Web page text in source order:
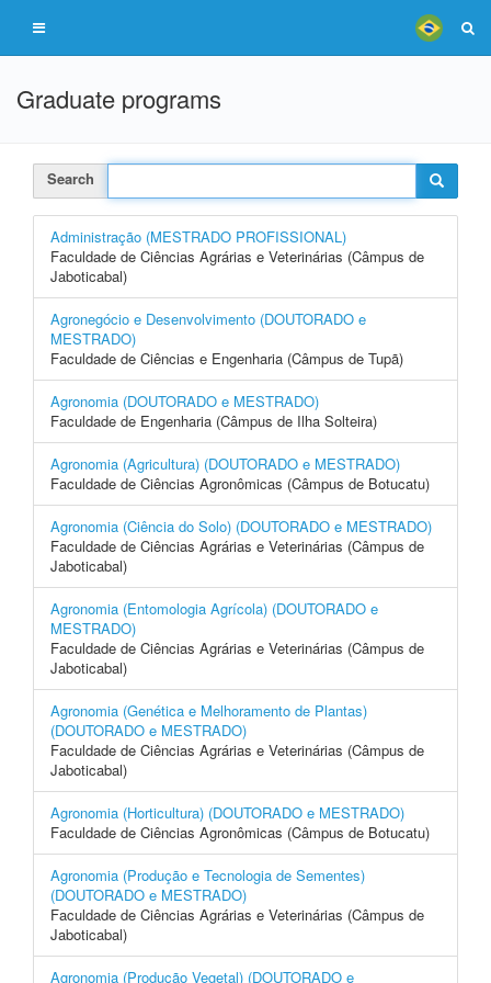
Graduate programs
Search
Administração (MESTRADO PROFISSIONAL)
Faculdade de Ciências Agrárias e Veterinárias (Câmpus de
Jaboticabal)
Agronegócio e Desenvolvimento (DOUTORADO e
MESTRADO)
Faculdade de Ciências e Engenharia (Câmpus de Tupã)
Agronomia (DOUTORADO e MESTRADO)
Faculdade de Engenharia (Câmpus de Ilha Solteira)
Agronomia (Agricultura) (DOUTORADO e MESTRADO)
Faculdade de Ciências Agronômicas (Câmpus de Botucatu)
Agronomia (Ciência do Solo) (DOUTORADO e MESTRADO)
Faculdade de Ciências Agrárias e Veterinárias (Câmpus de
Jaboticabal)
Agronomia (Entomologia Agrícola) (DOUTORADO e
MESTRADO)
Faculdade de Ciências Agrárias e Veterinárias (Câmpus de
Jaboticabal)
Agronomia (Genética e Melhoramento de Plantas)
(DOUTORADO e MESTRADO)
Faculdade de Ciências Agrárias e Veterinárias (Câmpus de
Jaboticabal)
Agronomia (Horticultura) (DOUTORADO e MESTRADO)
Faculdade de Ciências Agronômicas (Câmpus de Botucatu)
Agronomia (Produção e Tecnologia de Sementes)
(DOUTORADO e MESTRADO)
Faculdade de Ciências Agrárias e Veterinárias (Câmpus de
Jaboticabal)
Agronomia (Produção Vegetal) (DOUTORADO e